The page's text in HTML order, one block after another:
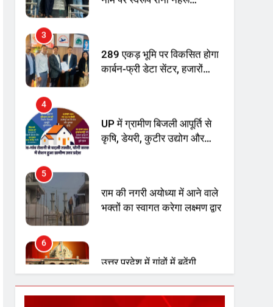
अनिश्चितकालीन धरना शुरू
संभावना
4
5
6
7
गाजा युद्धविराम को लेकर बड़ी खबरें